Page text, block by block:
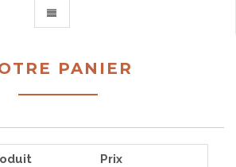
PANIER
Prix